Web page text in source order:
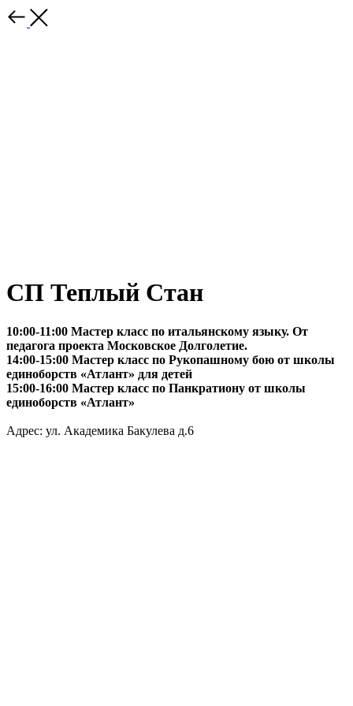
СП Теплый Стан
10:00-11:00 Мастер класс по итальянскому языку. От
педагога проекта Московское Долголетие.
14:00-15:00 Мастер класс по Рукопашному бою от школы
единоборств «Атлант» для детей
15:00-16:00 Мастер класс по Панкратиону от школы
единоборств «Атлант»
Адрес: ул. Академика Бакулева д.6